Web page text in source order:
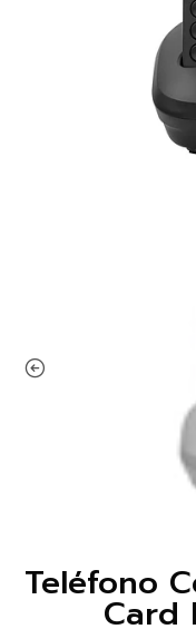
Teléfono
Card